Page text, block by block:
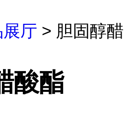
厅 > 胆固醇醋
酸酯